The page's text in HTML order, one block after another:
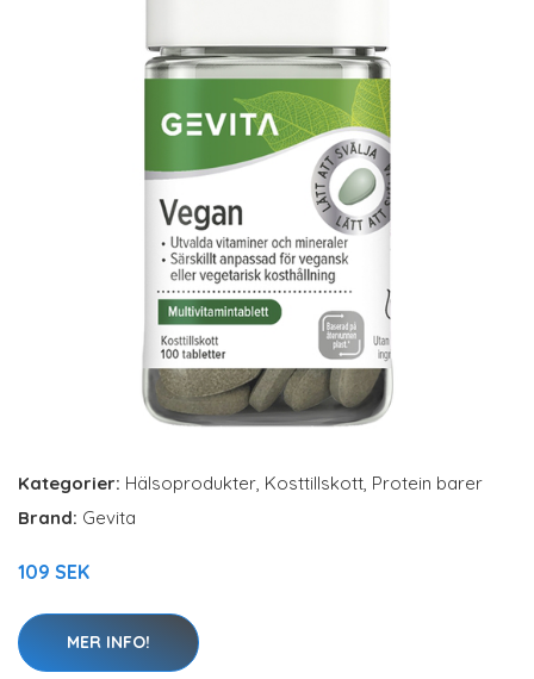
Kategorier: Hälsoprodukter, Kosttillskott, Protein barer
Brand: Gevita
109 SEK
MER INFO!